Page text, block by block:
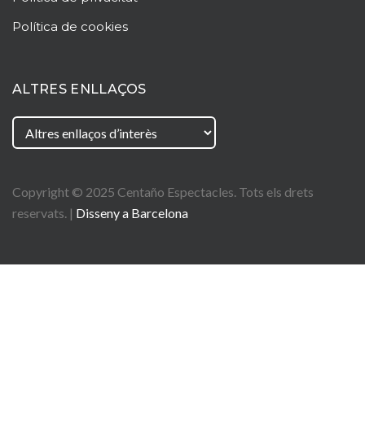
Política de cookies
ALTRES ENLLAÇOS
Copyright © 2025 Centaño Espectacles. Tots els drets
reservats. | Disseny a Barcelona